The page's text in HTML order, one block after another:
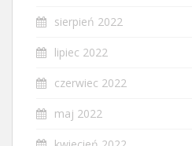
sierpień 2022
lipiec 2022
czerwiec 2022
maj 2022